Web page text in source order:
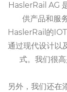
HaslerRail AG
供产品和服
HaslerRail的
通过现代设计以
式。我们很
另外，我们还在